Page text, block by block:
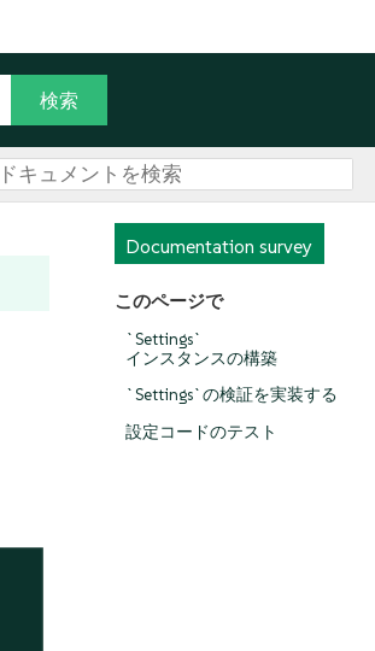
Documentation survey
このページで
`Settings`
インスタンスの構築
`Settings`の検証を実装する
設定コードのテスト